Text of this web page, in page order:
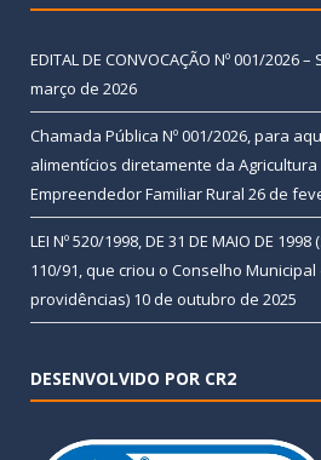
EDITAL DE CONVOCAÇÃO Nº 001/2026 –
março de 2026
Chamada Pública Nº 001/2026, para
alimentícios diretamente da Agricultura
Empreendedor Familiar Rural 26 de
LEI Nº 520/1998, DE 31 DE MAIO DE
110/91, que criou o Conselho
providências) 10 de outubro de 2025
DESENVOLVIDO POR CR2